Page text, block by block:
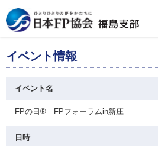
イベント情報
イベント名
FPの日® FPフォーラムin新庄
日時